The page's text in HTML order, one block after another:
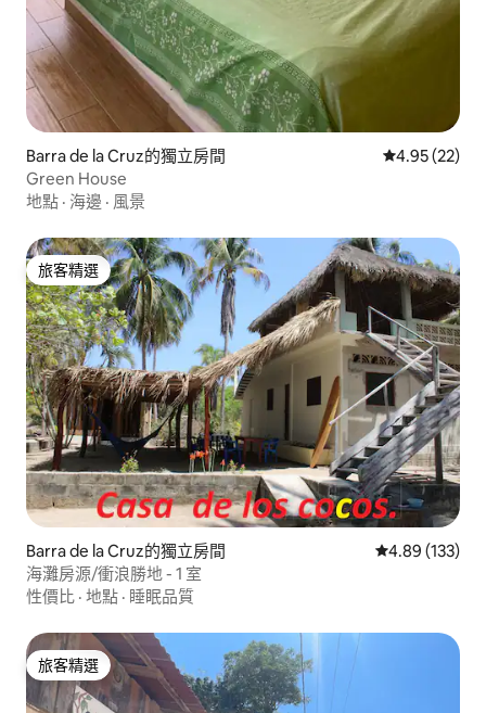
Barra de la Cruz的獨立房間 從 22 則評價
4.95 (22)
Green House
地點 · 海邊 · 風景
旅客精選
旅客精選
Barra de la Cruz的獨立房間 從 133 則評價
4.89 (133)
海灘房源/衝浪勝地 - 1 室
性價比 · 地點 · 睡眠品質
旅客精選
旅客精選